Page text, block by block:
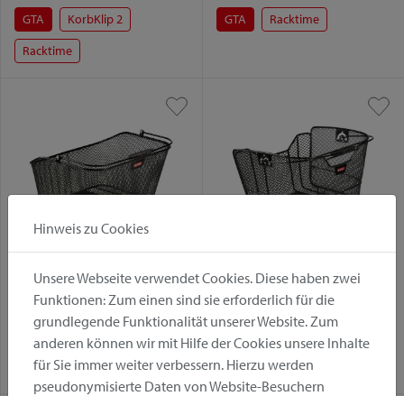
GTA
KorbKlip 2
Racktime
GTA
Racktime
City Korb
Befestigungsvariante:
KorbKlip 2
Racktime
Citymax 2
Befestigungsvariante:
GTA
Hinweis zu Cookies
Unsere Webseite verwendet Cookies. Diese haben zwei
Funktionen: Zum einen sind sie erforderlich für die
grundlegende Funktionalität unserer Website. Zum
anderen können wir mit Hilfe der Cookies unsere Inhalte
für Sie immer weiter verbessern. Hierzu werden
pseudonymisierte Daten von Website-Besuchern